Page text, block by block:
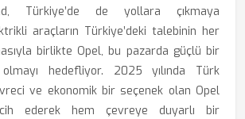
Türkiye’de de yollara çıkmaya
araçların Türkiye’deki talebinin her
birlikte Opel, bu pazarda güçlü bir
hedefliyor. 2025 yılında Türk
ve ekonomik bir seçenek olan Opel
ederek hem çevreye duyarlı bir